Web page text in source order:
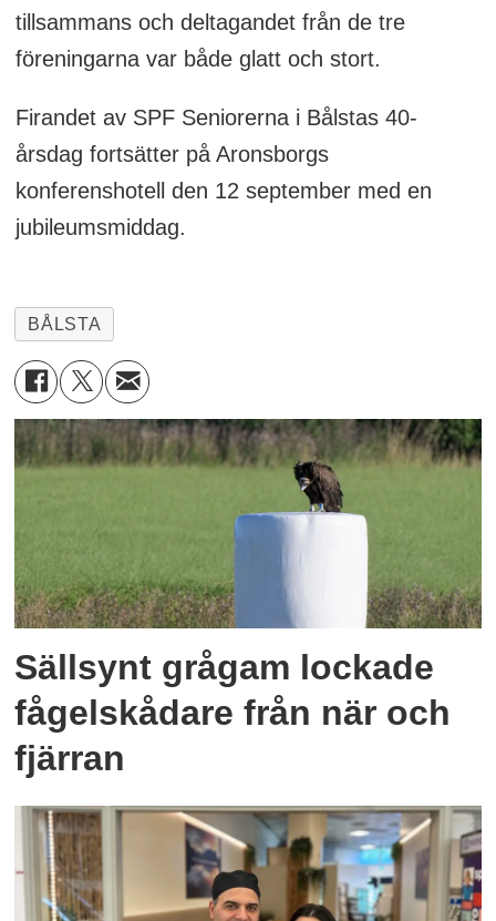
tillsammans och deltagandet från de tre
föreningarna var både glatt och stort.
Firandet av SPF Seniorerna i Bålstas 40-
årsdag fortsätter på Aronsborgs
konferenshotell den 12 september med en
jubileumsmiddag.
BÅLSTA
Sällsynt grågam lockade
fågelskådare från när och
fjärran